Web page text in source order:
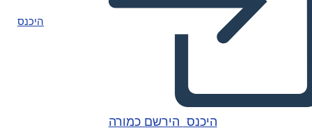
היכנס
היכנס הירשם כמורה